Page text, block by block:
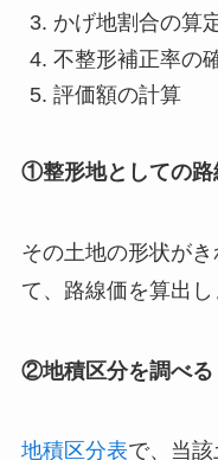
かげ地割合の算
不整形補正率の
評価額の計算
①整形地としての路
その土地の形状が
て、路線価を算出し
②地積区分を調べる
地積区分表で、当